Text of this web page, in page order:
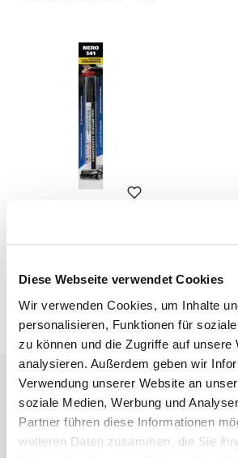
Diese Webseite verwendet Cookies
Wir verwenden Cookies, um Inhalte
personalisieren, Funktionen für
zu können und die Zugriffe auf unsere
analysieren. Außerdem geben wir
Verwendung unserer Website an
soziale Medien, Werbung und
Partner führen diese Informationen
weiteren Daten zusammen, die Sie
€ 13,00
EMAIL
Abonnieren Sie unseren